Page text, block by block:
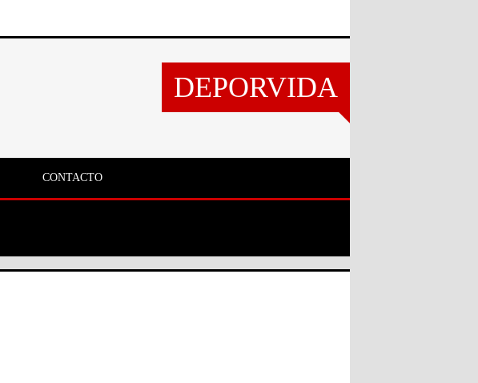
DEPORVIDA
CONTACTO